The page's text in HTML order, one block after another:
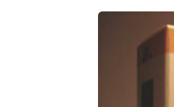
Estrutura